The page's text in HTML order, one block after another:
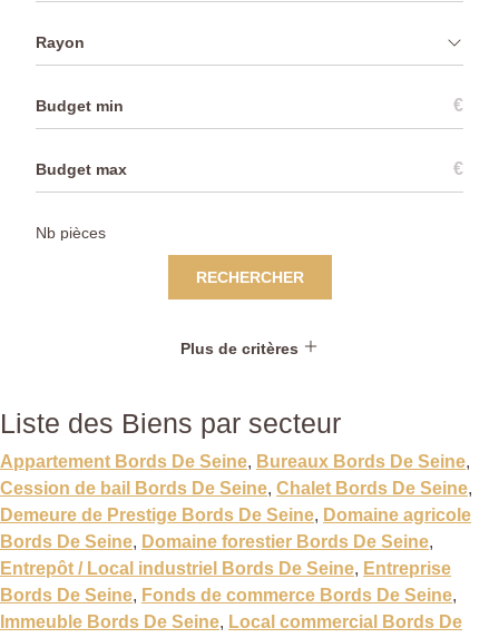
Rayon
€
€
RECHERCHER
Plus de critères
Liste des Biens par secteur
Appartement Bords De Seine, Bureaux Bords De Seine,
Cession de bail Bords De Seine, Chalet Bords De Seine,
Demeure de Prestige Bords De Seine, Domaine agricole
Bords De Seine, Domaine forestier Bords De Seine,
Entrepôt / Local industriel Bords De Seine, Entreprise
Bords De Seine, Fonds de commerce Bords De Seine,
Immeuble Bords De Seine, Local commercial Bords De